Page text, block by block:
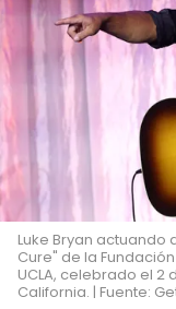
Luke Bryan actuando
Cure" de la
UCLA, celebrado el 2
California. | Fuente: